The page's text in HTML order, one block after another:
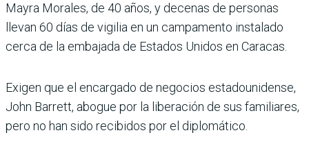
Mayra Morales, de 40 años, y decenas de personas
llevan 60 días de vigilia en un campamento instalado
cerca de la embajada de Estados Unidos en Caracas.
Exigen que el encargado de negocios estadounidense,
John Barrett, abogue por la liberación de sus familiares,
pero no han sido recibidos por el diplomático.